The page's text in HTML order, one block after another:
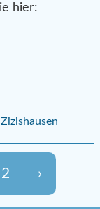
hier:
Zizishausen
2 ›